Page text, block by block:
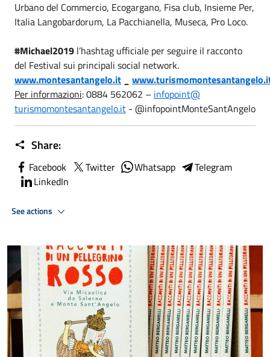
Urbano del Commercio, Ecogargano, Fisa club, Insieme Per,
Italia Langobardorum, La Pacchianella, Museca, Pro Loco.
#Michael2019 l’hashtag ufficiale per seguire il racconto
del Festival sui principali social network.
www.montesantangelo.it
Per informazioni: 0884 562062 – infopoint@
turismomontesantangelo.it - @infopointMonteSantAngelo
Share:
Facebook Twitter Whatsapp
Telegram
LinkedIn
See actions